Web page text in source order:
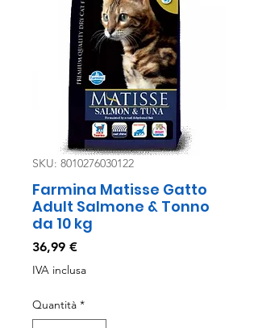
SKU: 8010276030122
Farmina Matisse Gatto
Adult Salmone & Tonno
da 10 kg
36,99 €Prezzo
IVA inclusa
Quantità *